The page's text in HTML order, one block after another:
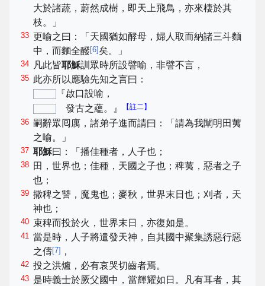
大於諸蔬，蔚然成樹，即天上飛鳥，亦來棲於其
枝。」
33 更喻之曰：「天國猶如酵母，婦人取而納諸三斗麵
中，而麵全醱 [6]矣。」
34 凡此皆耶穌訓眾時所設譬喻，非譬不言，
35 此亦所以應驗先知之言曰：
『啟口設喻，
發古之蘊。』
【註二】
36 嗣辭眾囘庽，諸弟子進而請曰：「請為我闡明田荑
之喻。」
37 耶穌曰：「播佳種者，人子也；
38 田，世界也；佳種，天國之子也；稗荑，惡者之子
也；
39 撒稗之讐，魔鬼也；麥秋，世界末日也；刈者，天
神也；
40 束稗而投於火，世界末日，亦復如是。
41 當是時，人子將遣發天神，自其國中聚集誘惡行惡
之儔[7] ，
42 投之洪爐，必有哀哭切齒者焉。
43 是時義士於厥父國中，當輝耀如日。凡有耳者，其